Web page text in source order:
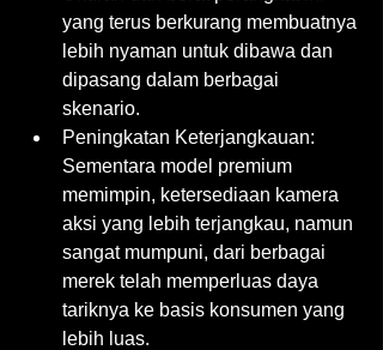
yang terus berkurang membuatnya
lebih nyaman untuk dibawa dan
dipasang dalam berbagai
skenario.
Peningkatan Keterjangkauan:
Sementara model premium
memimpin, ketersediaan kamera
aksi yang lebih terjangkau, namun
sangat mumpuni, dari berbagai
merek telah memperluas daya
tariknya ke basis konsumen yang
lebih luas.